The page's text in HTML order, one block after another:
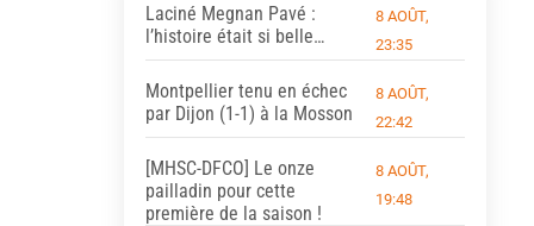
Laciné Megnan Pavé :
l’histoire était si belle…
8 AOÛT,
23:35
Montpellier tenu en échec
par Dijon (1-1) à la Mosson
8 AOÛT,
22:42
[MHSC-DFCO] Le onze
pailladin pour cette
première de la saison !
8 AOÛT,
19:48